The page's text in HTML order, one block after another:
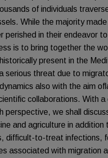
of individuals
While the majority
perished in their endeavor
is to bring together the
present in the
serious threat due to
also with the aim
collaborations. With
perspective, we shall
and agriculture in addition
difficult-to-treat infections,
associated with migration